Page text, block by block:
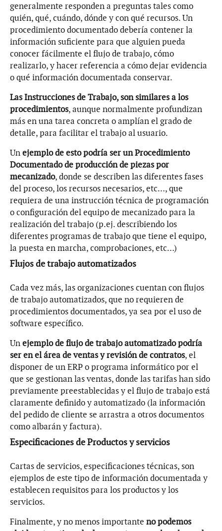
generalmente responden a preguntas tales como
quién, qué, cuándo, dónde y con qué recursos. Un
procedimiento documentado debería contener la
información suficiente para que alguien pueda
conocer fácilmente el flujo de trabajo, cómo
realizarlo, y hacer referencia a cómo dejar evidencia
o qué información documentada conservar.
Las Instrucciones de Trabajo, son similares a los
procedimientos, aunque normalmente profundizan
más en una tarea concreta o amplían el grado de
detalle, para facilitar el trabajo al usuario.
Unejemplo de esto podría ser un Procedimiento
Documentado de producción de piezas por
mecanizado, donde se describen las diferentes fases
del proceso, los recursos necesarios, etc…, que
requiera de una instrucción técnica de programación
o configuración del equipo de mecanizado para la
realización del trabajo (p.ej. describiendo los
diferentes programas de trabajo que tiene el equipo,
la puesta en marcha, comprobaciones, etc…)
Flujos de trabajo automatizados
Cada vez más, las organizaciones cuentan con flujos
de trabajo automatizados, que no requieren de
procedimientos documentados, ya sea por el uso de
software específico.
Unejemplo de flujo de trabajo automatizado podría
ser en el área de ventas y revisión de contratos, el
disponer de un ERP o programa informático por el
que se gestionan las ventas, donde las tarifas han sido
previamente preestablecidas y el flujo de trabajo está
claramente definido y automatizado (la información
del pedido de cliente se arrastra a otros documentos
como albarán y factura).
Especificaciones de Productos y servicios
Cartas de servicios, especificaciones técnicas, son
ejemplos de este tipo de información documentada y
establecen requisitos para los productos y los
servicios.
Finalmente, y no menos importante no podemos